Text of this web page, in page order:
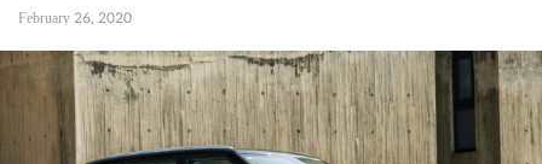
February 26, 2020